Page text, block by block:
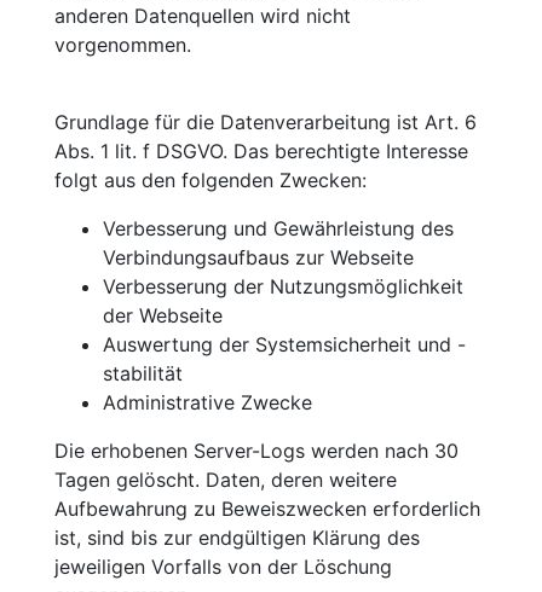
anderen Datenquellen wird nicht
vorgenommen.
Grundlage für die Datenverarbeitung ist Art. 6
Abs. 1 lit. f DSGVO. Das berechtigte Interesse
folgt aus den folgenden Zwecken:
Verbesserung und Gewährleistung des
Verbindungsaufbaus zur Webseite
Verbesserung der Nutzungsmöglichkeit
der Webseite
Auswertung der Systemsicherheit und -
stabilität
Administrative Zwecke
Die erhobenen Server-Logs werden nach 30
Tagen gelöscht. Daten, deren weitere
Aufbewahrung zu Beweiszwecken erforderlich
ist, sind bis zur endgültigen Klärung des
jeweiligen Vorfalls von der Löschung